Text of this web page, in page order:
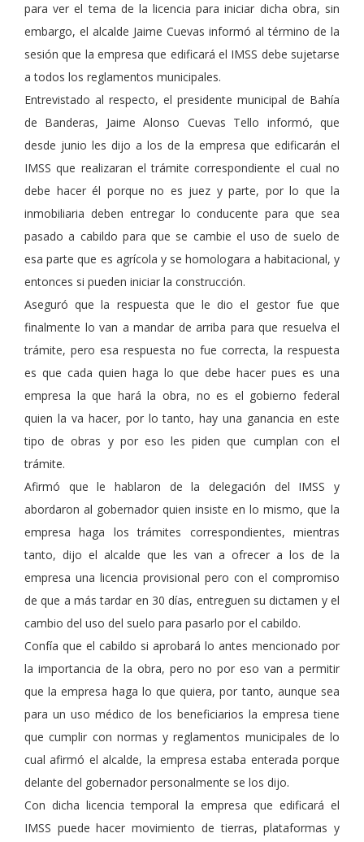
para ver el tema de la licencia para iniciar dicha obra, sin
embargo, el alcalde Jaime Cuevas informó al término de la
sesión que la empresa que edificará el IMSS debe sujetarse
a todos los reglamentos municipales.
Entrevistado al respecto, el presidente municipal de Bahía
de Banderas, Jaime Alonso Cuevas Tello informó, que
desde junio les dijo a los de la empresa que edificarán el
IMSS que realizaran el trámite correspondiente el cual no
debe hacer él porque no es juez y parte, por lo que la
inmobiliaria deben entregar lo conducente para que sea
pasado a cabildo para que se cambie el uso de suelo de
esa parte que es agrícola y se homologara a habitacional, y
entonces si pueden iniciar la construcción.
Aseguró que la respuesta que le dio el gestor fue que
finalmente lo van a mandar de arriba para que resuelva el
trámite, pero esa respuesta no fue correcta, la respuesta
es que cada quien haga lo que debe hacer pues es una
empresa la que hará la obra, no es el gobierno federal
quien la va hacer, por lo tanto, hay una ganancia en este
tipo de obras y por eso les piden que cumplan con el
trámite.
Afirmó que le hablaron de la delegación del IMSS y
abordaron al gobernador quien insiste en lo mismo, que la
empresa haga los trámites correspondientes, mientras
tanto, dijo el alcalde que les van a ofrecer a los de la
empresa una licencia provisional pero con el compromiso
de que a más tardar en 30 días, entreguen su dictamen y el
cambio del uso del suelo para pasarlo por el cabildo.
Confía que el cabildo si aprobará lo antes mencionado por
la importancia de la obra, pero no por eso van a permitir
que la empresa haga lo que quiera, por tanto, aunque sea
para un uso médico de los beneficiarios la empresa tiene
que cumplir con normas y reglamentos municipales de lo
cual afirmó el alcalde, la empresa estaba enterada porque
delante del gobernador personalmente se los dijo.
Con dicha licencia temporal la empresa que edificará el
IMSS puede hacer movimiento de tierras, plataformas y